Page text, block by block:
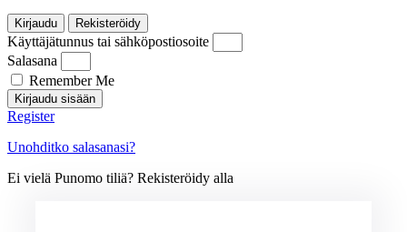
Kirjaudu Rekisteröidy
Käyttäjätunnus tai sähköpostiosoite
Salasana
Remember Me
Kirjaudu sisään
Register
Unohditko salasanasi?
Ei vielä Punomo tiliä? Rekisteröidy alla